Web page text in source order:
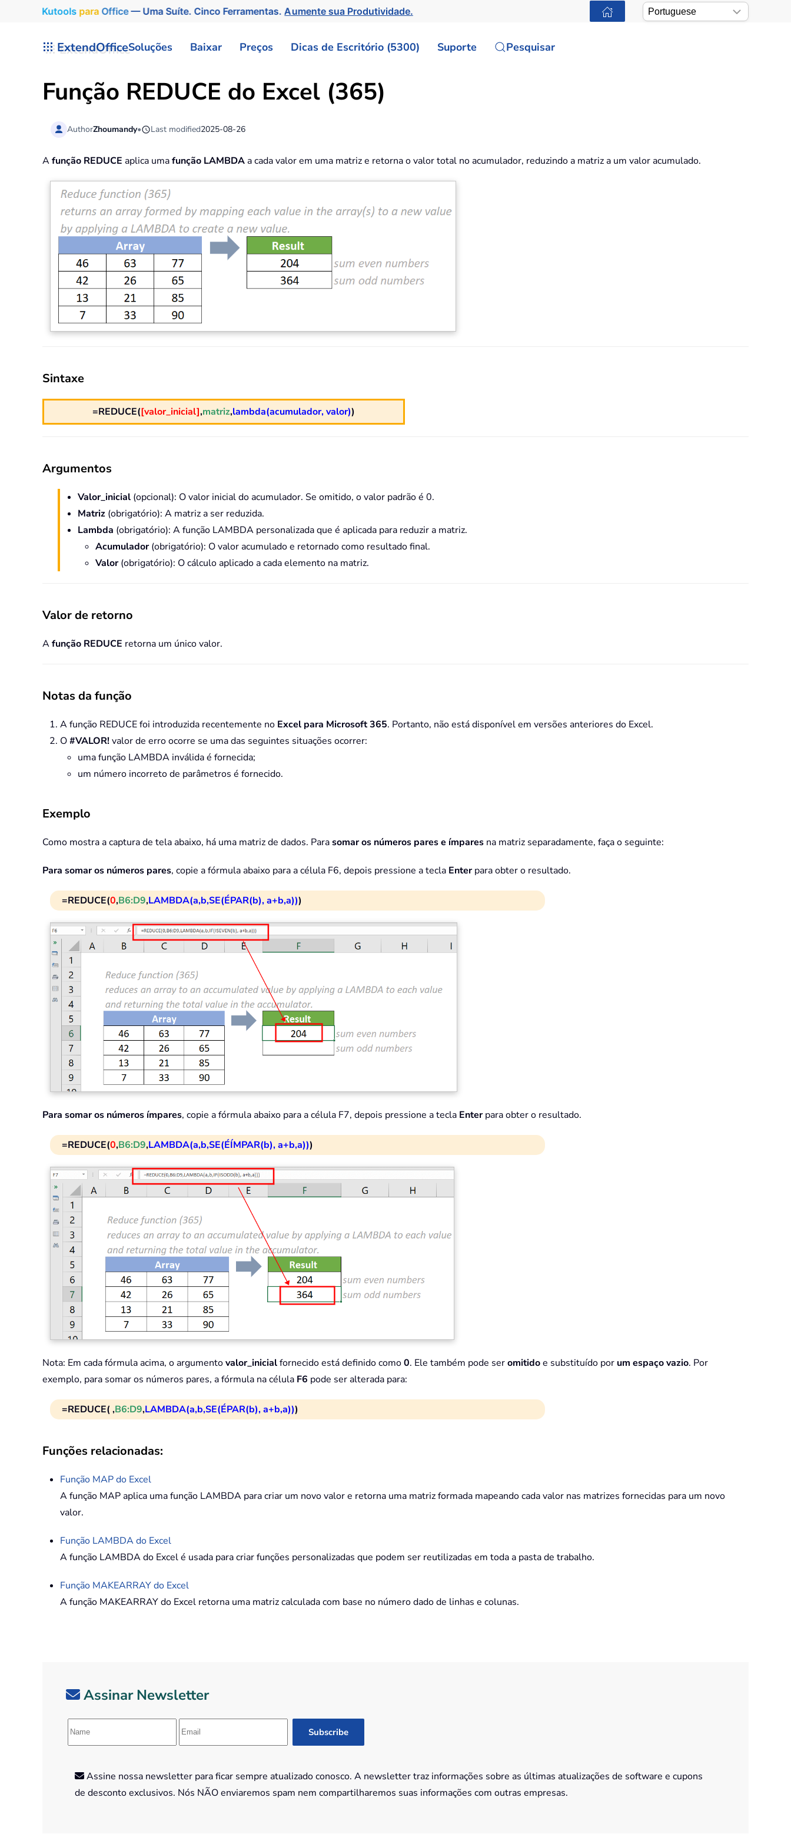
KutoolsparaOffice— Uma Suíte. Cinco Ferramentas.Aumente sua Produtividade.
ExtendOfficeSoluções Baixar Preços Dicas de Escritório (5300) Suporte Pesquisar
Função REDUCE do Excel (365)
AuthorZhoumandy• Last modified2025-08-26
Afunção REDUCE aplica umafunção LAMBDAa cada valor em uma matriz e retorna o valor total no acumulador, reduzindo a matriz a um valor acumulado.
Sintaxe
=REDUCE([valor_inicial],matriz,lambda(acumulador, valor))
Argumentos
Valor_inicial (opcional): O valor inicial do acumulador. Se omitido, o valor padrão é 0.
Matriz (obrigatório): A matriz a ser reduzida.
Lambda (obrigatório): A função LAMBDA personalizada que é aplicada para reduzir a matriz.
Acumulador(obrigatório): O valor acumulado e retornado como resultado final.
Valor(obrigatório): O cálculo aplicado a cada elemento na matriz.
Valor de retorno
Afunção REDUCE retorna um único valor.
Notas da função
A função REDUCE foi introduzida recentemente no Excel para Microsoft 365. Portanto, não está disponível em versões anteriores do Excel.
O#VALOR!valor de erro ocorre se uma das seguintes situações ocorrer:
uma função LAMBDA inválida é fornecida;
um número incorreto de parâmetros é fornecido.
Exemplo
Como mostra a captura de tela abaixo, há uma matriz de dados. Parasomar os números pares e ímpares na matriz separadamente, faça o seguinte:
Para somar os números pares, copie a fórmula abaixo para a célula F6, depois pressione a tecla Enterpara obter o resultado.
=REDUCE(0,B6:D9,LAMBDA(a,b,SE(ÉPAR(b), a+b,a)))
Para somar os números ímpares, copie a fórmula abaixo para a célula F7, depois pressione a tecla Enterpara obter o resultado.
=REDUCE(0,B6:D9,LAMBDA(a,b,SE(ÉÍMPAR(b), a+b,a)))
Nota: Em cada fórmula acima, o argumentovalor_inicialfornecido está definido como0. Ele também pode seromitidoe substituído por um espaço vazio. Por
exemplo, para somar os números pares, a fórmula na célula F6 pode ser alterada para:
=REDUCE( ,B6:D9,LAMBDA(a,b,SE(ÉPAR(b), a+b,a)))
Funções relacionadas:
Função MAPdo Excel
A função MAP aplica uma função LAMBDA para criar um novo valor e retorna uma matriz formada mapeando cada valor nas matrizes fornecidas para um novo
valor.
Função LAMBDAdo Excel
A função LAMBDA do Excel é usada para criar funções personalizadas que podem ser reutilizadas em toda a pasta de trabalho.
Função MAKEARRAYdo Excel
A função MAKEARRAY do Excel retorna uma matriz calculada com base no número dado de linhas e colunas.
Assinar Newsletter
Assine nossa newsletter para ficar sempre atualizado conosco. A newsletter traz informações sobre as últimas atualizações de software e cupons
de desconto exclusivos. Nós NÃO enviaremos spam nem compartilharemos suas informações com outras empresas.